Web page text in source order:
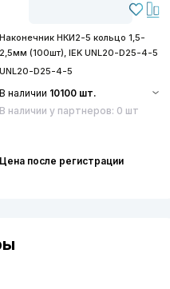
Наконечник НКИ2-5 кольцо 1,5-
2,5мм (100шт), IEK UNL20-D25-4-5
UNL20-D25-4-5
В наличии 10100 шт.
В наличии у партнеров: 0 шт
Цена после регистрации